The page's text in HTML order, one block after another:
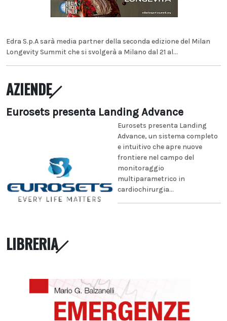
Edra S.p.A sarà media partner della seconda edizione del Milan
Longevity Summit che si svolgerà a Milano dal 21 al...
AZIENDE
Eurosets presenta Landing Advance
Eurosets presenta Landing
Advance, un sistema completo
e intuitivo che apre nuove
frontiere nel campo del
monitoraggio
multiparametrico in
cardiochirurgia...
LIBRERIA